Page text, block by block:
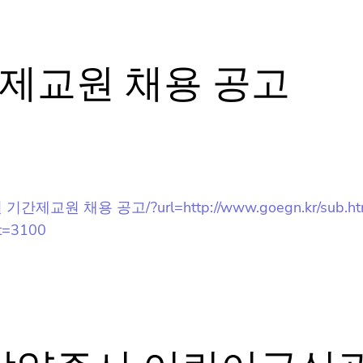
교원 채용 공고
간제교원 채용 공고/?url=http://www.goegn.kr/
뉴스레터 구독은 어떻게 해요?
홈팁스가 뭔가요? 🙄